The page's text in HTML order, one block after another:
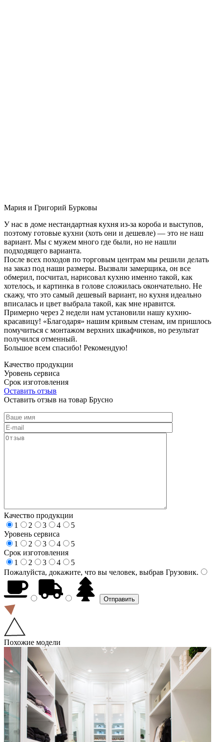
Мария и Григорий Бурковы
У нас в доме нестандартная кухня из-за короба и выступов,
поэтому готовые кухни (хоть они и дешевле) — это не наш
вариант. Мы с мужем много где были, но не нашли
подходящего варианта.
После всех походов по торговым центрам мы решили делать
на заказ под наши размеры. Вызвали замерщика, он все
обмерил, посчитал, нарисовал кухню именно такой, как
хотелось, и картинка в голове сложилась окончательно. Не
скажу, что это самый дешевый вариант, но кухня идеально
вписалась и цвет выбрала такой, как мне нравится.
Примерно через 2 недели нам установили нашу кухню-
красавицу! «Благодаря» нашим кривым стенам, им пришлось
помучиться с монтажом верхних шкафчиков, но результат
получился отменный.
Большое всем спасибо! Рекомендую!
Качество продукции
Уровень сервиса
Срок изготовления
Оставить отзыв
Оставить отзыв на товар Брусно
Качество продукции
1
2 3 4
5
Уровень сервиса
1
2 3 4
5
Срок изготовления
1
2 3 4
5
Пожалуйста, докажите, что вы человек, выбрав Грузовик.
Похожие модели